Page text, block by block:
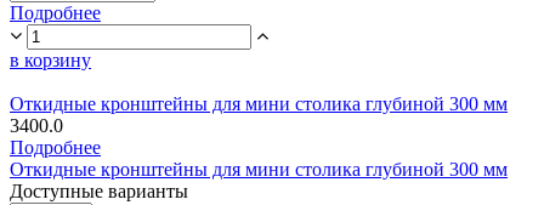
Подробнее
в корзину
Откидные кронштейны для мини столика глубиной 300 мм
3400.0
Подробнее
Откидные кронштейны для мини столика глубиной 300 мм
Доступные варианты